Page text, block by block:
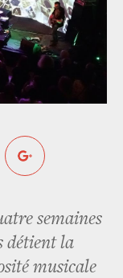
semaines
détient la
musicale